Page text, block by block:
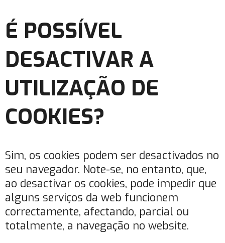
É POSSÍVEL
DESACTIVAR A
UTILIZAÇÃO DE
COOKIES?
Sim, os cookies podem ser desactivados no
seu navegador. Note-se, no entanto, que,
ao desactivar os cookies, pode impedir que
alguns serviços da web funcionem
correctamente, afectando, parcial ou
totalmente, a navegação no website.